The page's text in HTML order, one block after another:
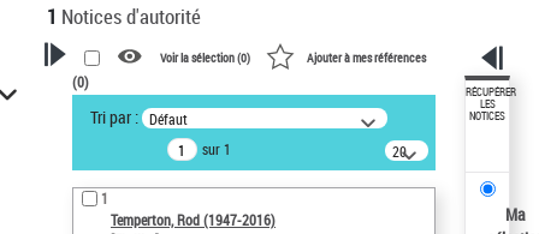
1 Notices d'autorité
VOTRE RECHERCHE
Recherche avancée dans les
notices d’autorité
Œuvres liées à l'auteur :
Temperton, Rod (1947-2016)
Voir la sélection (0) Ajouter à mes références
(0)
Tri par : Défaut
sur 1
20
résultats/page
1
Temperton, Rod (1947-2016)
RÉCUPÉRER
LES
NOTICES
Ma